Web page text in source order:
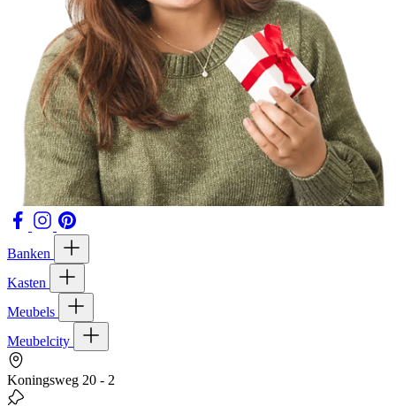
Banken
Kasten
Meubels
Meubelcity
Koningsweg 20 - 2